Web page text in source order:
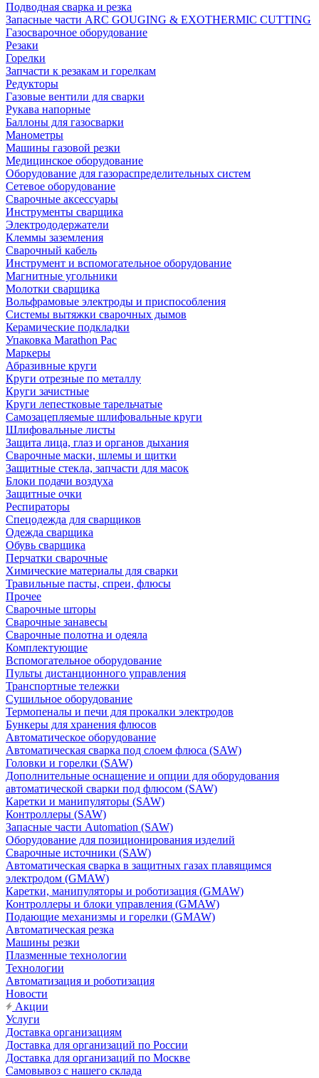
Подводная сварка и резка
Запасные части ARC GOUGING & EXOTHERMIC CUTTING
Газосварочное оборудование
Резаки
Горелки
Запчасти к резакам и горелкам
Редукторы
Газовые вентили для сварки
Рукава напорные
Баллоны для газосварки
Манометры
Машины газовой резки
Медицинское оборудование
Оборудование для газораспределительных систем
Сетевое оборудование
Сварочные аксессуары
Инструменты сварщика
Электрододержатели
Клеммы заземления
Сварочный кабель
Инструмент и вспомогательное оборудование
Магнитные угольники
Молотки сварщика
Вольфрамовые электроды и приспособления
Системы вытяжки сварочных дымов
Керамические подкладки
Упаковка Marathon Pac
Маркеры
Абразивные круги
Круги отрезные по металлу
Круги зачистные
Круги лепестковые тарельчатые
Самозацепляемые шлифовальные круги
Шлифовальные листы
Защита лица, глаз и органов дыхания
Сварочные маски, шлемы и щитки
Защитные стекла, запчасти для масок
Блоки подачи воздуха
Защитные очки
Респираторы
Спецодежда для сварщиков
Одежда сварщика
Обувь сварщика
Перчатки сварочные
Химические материалы для сварки
Травильные пасты, спреи, флюсы
Прочее
Сварочные шторы
Сварочные занавесы
Сварочные полотна и одеяла
Комплектующие
Вспомогательное оборудование
Пульты дистанционного управления
Транспортные тележки
Сушильное оборудование
Термопеналы и печи для прокалки электродов
Бункеры для хранения флюсов
Автоматическое оборудование
Автоматическая сварка под слоем флюса (SAW)
Головки и горелки (SAW)
Дополнительные оснащение и опции для оборудования
автоматической сварки под флюсом (SAW)
Каретки и манипуляторы (SAW)
Контроллеры (SAW)
Запасные части Automation (SAW)
Оборудование для позиционирования изделий
Сварочные источники (SAW)
Автоматическая сварка в защитных газах плавящимся
электродом (GMAW)
Каретки, манипуляторы и роботизация (GMAW)
Контроллеры и блоки управления (GMAW)
Подающие механизмы и горелки (GMAW)
Автоматическая резка
Машины резки
Плазменные технологии
Технологии
Автоматизация и роботизация
Новости
Акции
Услуги
Доставка организациям
Доставка для организаций по России
Доставка для организаций по Москве
Самовывоз с нашего склада